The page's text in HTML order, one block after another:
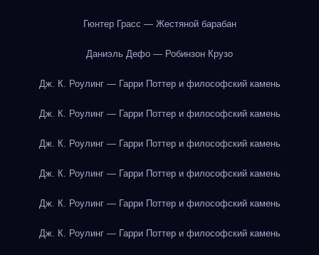
Гюнтер Грасс — Жестяной барабан
Даниэль Дефо — Робинзон Крузо
Дж. К. Роулинг — Гарри Поттер и философский камень
Дж. К. Роулинг — Гарри Поттер и философский камень
Дж. К. Роулинг — Гарри Поттер и философский камень
Дж. К. Роулинг — Гарри Поттер и философский камень
Дж. К. Роулинг — Гарри Поттер и философский камень
Дж. К. Роулинг — Гарри Поттер и философский камень